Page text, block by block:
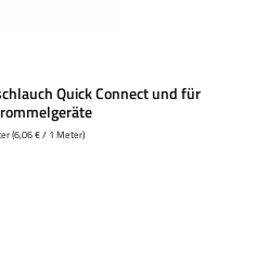
Quick Connect und für
(6,06 € / 1 Meter)